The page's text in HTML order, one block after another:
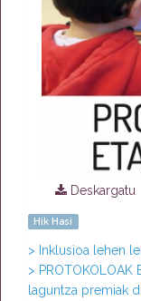
Deskargatu
Hik Hasi
> Inklusioa lehen
> PROTOKOLOAK
laguntza premiak